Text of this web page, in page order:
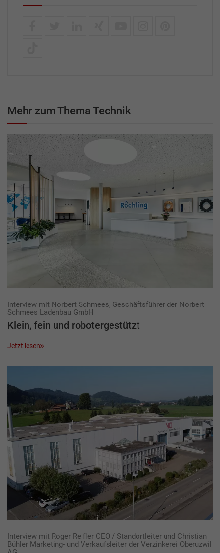
Mehr zum Thema Technik
Interview mit Norbert Schmees, Geschäftsführer der Norbert
Schmees Ladenbau GmbH
Klein, fein und robotergestützt
Jetzt lesen
Interview mit Roger Reifler CEO / Standortleiter und Christian
Bühler Marketing- und Verkaufsleiter der Verzinkerei Oberuzwil